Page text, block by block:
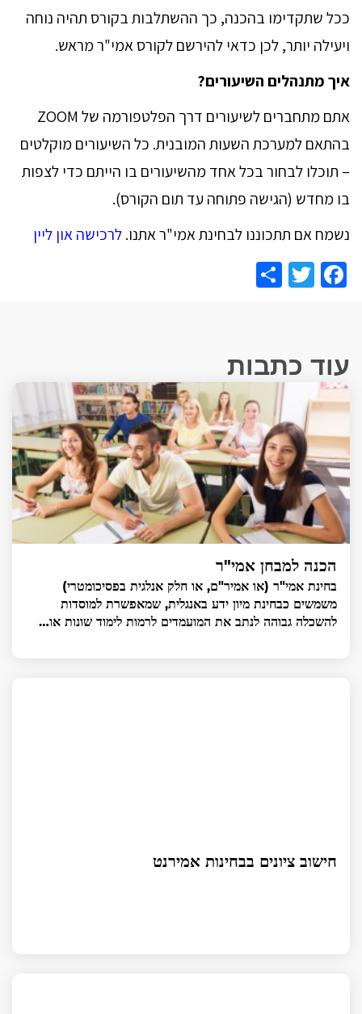
ככל שתקדימו בהכנה, כך ההשתלבות בקורס תהיה נוחה
ויעילה יותר, לכן כדאי להירשם לקורס אמי"ר מראש.
איך מתנהלים השיעורים?
אתם מתחברים לשיעורים דרך הפלטפורמה של ZOOM
בהתאם למערכת השעות המובנית. כל השיעורים מוקלטים
– תוכלו לבחור בכל אחד מהשיעורים בו הייתם כדי לצפות
בו מחדש (הגישה פתוחה עד תום הקורס).
נשמח אם תתכוננו לבחינת אמי"ר אתנו.לרכישה און ליין
Facebook
Twitter
עוד כתבות
הכנה למבחן אמי"ר
בחינת אמי"ר (או אמיר"ם, או חלק אנלגית בפסיכומטרי)
משמשים כבחינת מיון ידע באנגלית, שמאפשרת למוסדות
להשכלה גבוהה לנתב את המועמדים לרמות לימוד שונות או…
חישוב ציונים בבחינות אמירנט